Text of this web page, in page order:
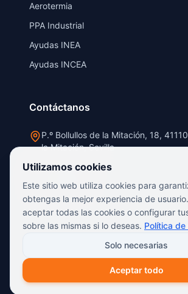
Aerotermia
PPA Industrial
Ayudas INEA
Ayudas INCEA
Contáctanos
P.º Bollullos de la Mitación, 18,
la Mitación, Sevilla
info@solay.es
954 66 42 52
reservados.
Utilizamos cookies
Este sitio web utiliza cookies para
obtengas la mejor experiencia de
aceptar todas las cookies o configurar
sobre las mismas si lo deseas. Política
Solo necesarias
Aceptar todo